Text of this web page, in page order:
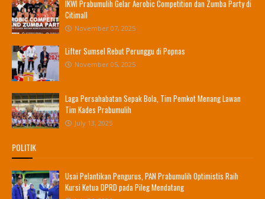
IKWI Prabumulih Gelar Aerobic Competition dan Zumba Party di
Citimall
November 07, 2025
Lifter Sumsel Rebut Perunggu di Popnas
November 05, 2025
Laga Persahabatan Sepak Bola, Tim Pemkot Menang Lawan
Tim Kades Prabumulih
July 13, 2025
POLITIK
Usai Pelantikan Pengurus, PAN Prabumulih Optimistis Raih
Kursi Ketua DPRD pada Pileg Mendatang